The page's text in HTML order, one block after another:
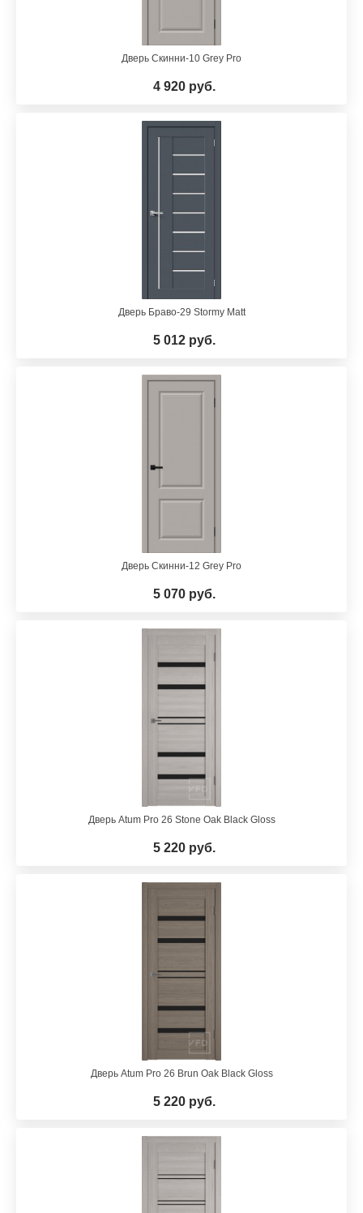
Дверь Скинни-10 Grey Pro
4 920 руб.
Дверь Браво-29 Stormy Matt
5 012 руб.
Дверь Скинни-12 Grey Pro
5 070 руб.
Дверь Atum Pro 26 Stone Oak Black Gloss
5 220 руб.
Дверь Atum Pro 26 Brun Oak Black Gloss
5 220 руб.